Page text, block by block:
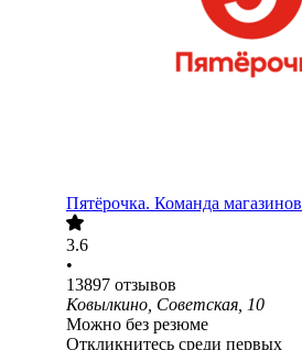
Пятёрочка. Команда магазинов
3.6
•
13897 отзывов
Ковылкино, Советская, 10
Можно без резюме
Откликнитесь среди первых